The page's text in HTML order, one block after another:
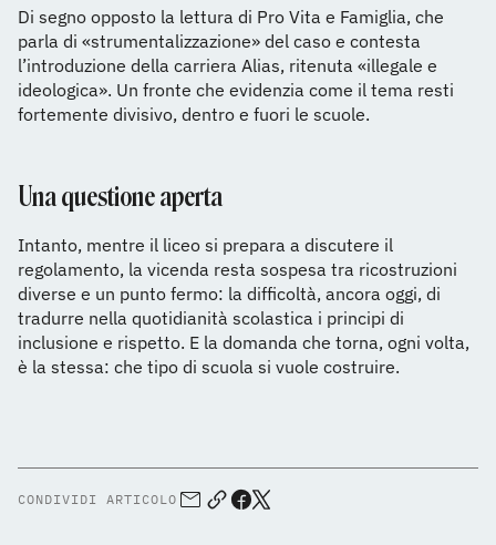
Di segno opposto la lettura di Pro Vita e Famiglia, che
parla di «strumentalizzazione» del caso e contesta
l’introduzione della carriera Alias, ritenuta «illegale e
ideologica». Un fronte che evidenzia come il tema resti
fortemente divisivo, dentro e fuori le scuole.
Una questione aperta
Intanto, mentre il liceo si prepara a discutere il
regolamento, la vicenda resta sospesa tra ricostruzioni
diverse e un punto fermo: la difficoltà, ancora oggi, di
tradurre nella quotidianità scolastica i principi di
inclusione e rispetto. E la domanda che torna, ogni volta,
è la stessa: che tipo di scuola si vuole costruire.
CONDIVIDI ARTICOLO